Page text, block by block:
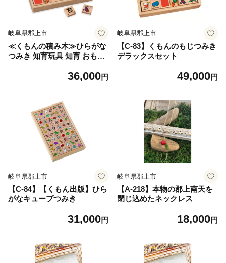
岐阜県郡上市
≪くもんの積み木≫ひらがな
つみき 知育玩具 知育 おもち
MON 公文式 おもちゃ プレゼ
マ字 英語 木製 国産 日本製
お祝い 学習 勉強 WB-25 岐阜
県 郡上市
36,000円
岐阜県郡上市
【C-83】くもんのもじつみき
デラックスセット
49,000円
岐阜県郡上市
【C-84】【くもん出版】ひら
がなキューブつみき
31,000円
岐阜県郡上市
【A-218】本物の郡上南天を
閉じ込めたネックレス
18,000円